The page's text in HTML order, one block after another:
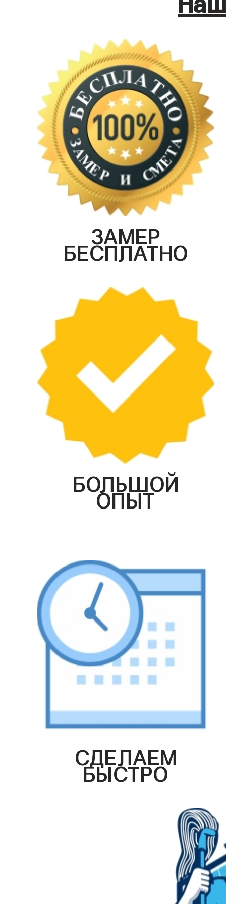
ЗАМЕР
БЕСПЛАТНО
БОЛЬШОЙ
ОПЫТ
СДЕЛАЕМ
БЫСТРО